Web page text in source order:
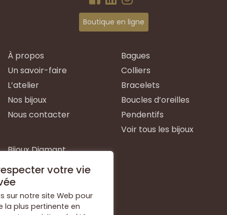
Boutique en ligne
À propos
Un savoir-faire
L’atelier
Nos bijoux
Nous contacter
Bagues
Colliers
Bracelets
Boucles d’oreilles
Pendentifs
Voir tous les bijoux
Bijoux Diamant
Bijoux Emeraude
Bijoux Or Blanc
Bijoux Or Jaune
Bijoux Argent
votre vie
sur notre site Web pour
la plus pertinente en